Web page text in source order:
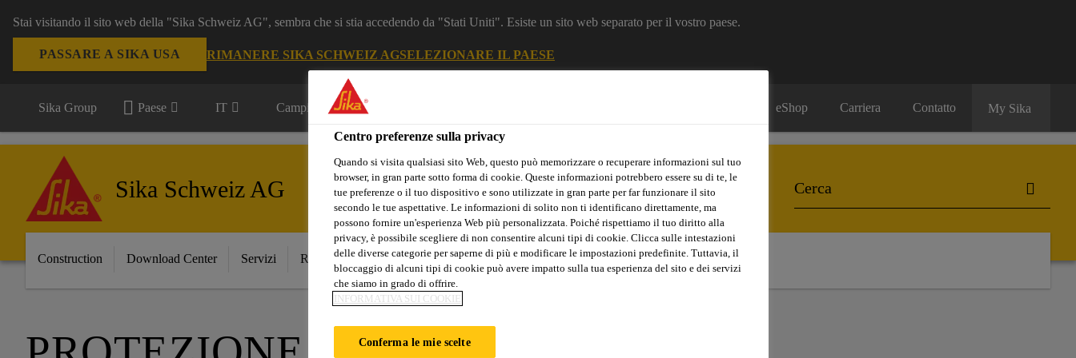
Stai visitando il sito web della "Sika Schweiz AG", sembra che si stia accedendo da "Stati Uniti". Esiste un sito web separato per il vostro paese.
PASSARE A SIKA USA RIMANERE SIKA SCHWEIZ AGSELEZIONARE IL PAESE
Sika Group Paese IT Campi d'applicazione eShop Carriera Contatto My Sika
Sika Schweiz AG
Construction Download Center Servizi Referenze Sika Apps Interlocutore
Centro preferenze sulla privacy
Quando si visita qualsiasi sito Web, questo può memorizzare o recuperare informazioni sul tuo
browser, in gran parte sotto forma di cookie. Queste informazioni potrebbero essere su di te, le
tue preferenze o il tuo dispositivo e sono utilizzate in gran parte per far funzionare il sito
secondo le tue aspettative. Le informazioni di solito non ti identificano direttamente, ma
possono fornire un'esperienza Web più personalizzata. Poiché rispettiamo il tuo diritto alla
privacy, è possibile scegliere di non consentire alcuni tipi di cookie. Clicca sulle intestazioni
delle diverse categorie per saperne di più e modificare le impostazioni predefinite. Tuttavia, il
bloccaggio di alcuni tipi di cookie può avere impatto sulla tua esperienza del sito e dei servizi
che siamo in grado di offrire.
INFORMATIVA SUI COOKIE
Conferma le mie scelte